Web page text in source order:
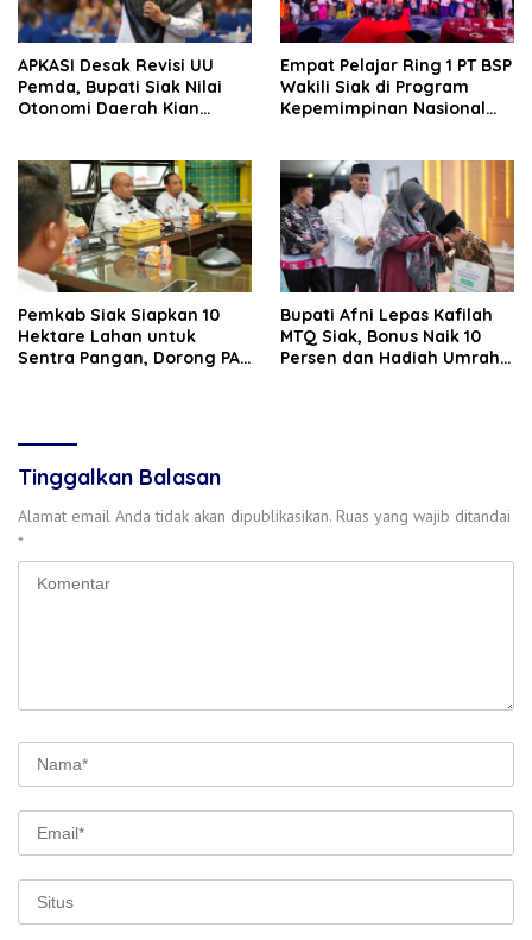
APKASI Desak Revisi UU
Pemda, Bupati Siak Nilai
Otonomi Daerah Kian
Empat Pelajar Ring 1 PT BSP
Wakili Siak di Program
Kepemimpinan Nasional
Pemkab Siak Siapkan 10
Hektare Lahan untuk
Sentra Pangan, Dorong PAD
Bupati Afni Lepas Kafilah
MTQ Siak, Bonus Naik 10
Persen dan Hadiah Umrah
Tinggalkan Balasan
Alamat email Anda tidak akan dipublikasikan. Ruas yang wajib ditandai
*